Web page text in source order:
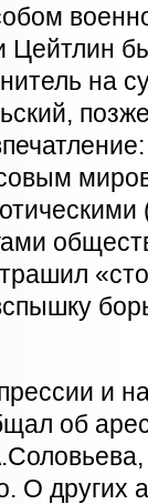
на
и
об
О других